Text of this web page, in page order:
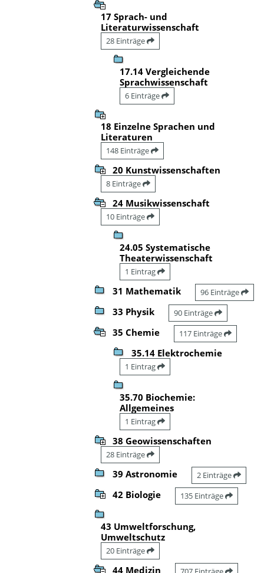
17 Sprach- und
Literaturwissenschaft
28 Einträge
17.14 Vergleichende
Sprachwissenschaft
6 Einträge
18 Einzelne Sprachen und
Literaturen
148 Einträge
20 Kunstwissenschaften
8 Einträge
24 Musikwissenschaft
10 Einträge
24.05 Systematische
Theaterwissenschaft
1 Eintrag
31 Mathematik 96 Einträge
33 Physik 90 Einträge
35 Chemie 117 Einträge
35.14 Elektrochemie
1 Eintrag
35.70 Biochemie:
Allgemeines
1 Eintrag
38 Geowissenschaften
28 Einträge
39 Astronomie 2 Einträge
42 Biologie 135 Einträge
43 Umweltforschung,
Umweltschutz
20 Einträge
44 Medizin